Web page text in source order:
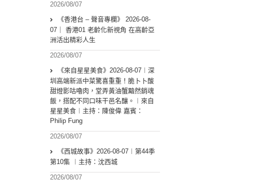
2026/08/07
《香港台 – 聲音專欄》 2026-08-
07｜ 香港01 老齡化新視角 在高齡亞
洲活出精彩人生
2026/08/07
《來自星星美食》2026-08-07︱深
圳高端新派中菜驚喜重重！脆卜卜酸
甜燈影咕嚕肉，堂弄黃油蟹黯然銷魂
飯，搭配不同口味干邑名釀。︱來自
星星美食︱主持：陳俊偉 嘉賓：
Philip Fung
2026/08/07
《西城故事》2026-08-07︱第44季
第10集 ︱主持：沈西城
2026/08/07